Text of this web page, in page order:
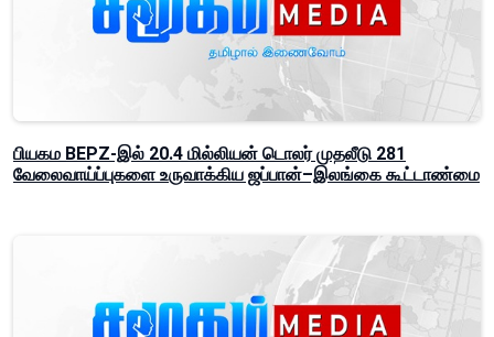
பியகம BEPZ-இல் 20.4 மில்லியன் டொலர் முதலீடு 281
வேலைவாய்ப்புகளை உருவாக்கிய ஜப்பான்–இலங்கை கூட்டாண்மை